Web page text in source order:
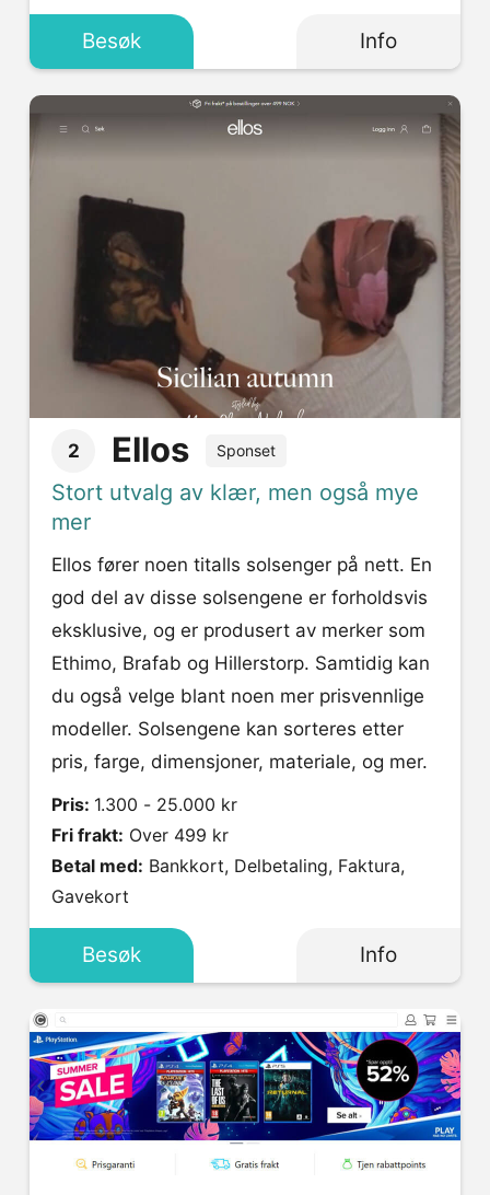
Besøk Info
2 Ellos Sponset
Stort utvalg av klær, men også mye
mer
Ellos fører noen titalls solsenger på nett. En
god del av disse solsengene er forholdsvis
eksklusive, og er produsert av merker som
Ethimo, Brafab og Hillerstorp. Samtidig kan
du også velge blant noen mer prisvennlige
modeller. Solsengene kan sorteres etter
pris, farge, dimensjoner, materiale, og mer.
Pris: 1.300 - 25.000 kr
Fri frakt: Over 499 kr
Betal med:
Gavekort
Besøk Info